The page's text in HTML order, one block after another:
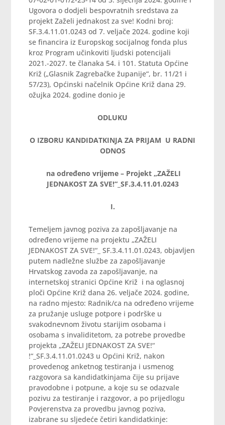
Ugovora o dodjeli bespovratnih sredstava za
projekt Zaželi jednakost za sve! Kodni broj:
SF.3.4.11.01.0243 od 7. veljače 2024. godine koji
se financira iz Europskog socijalnog fonda plus
kroz Program učinkoviti ljudski potencijali
2021.-2027. te članaka 54. i 101. Statuta Općine
Križ („Glasnik Zagrebačke županije“, br. 11/21 i
57/23), Općinski načelnik Općine Križ dana 29.
ožujka 2024. godine donio je
ODLUKU
O IZBORU KANDIDATKINJA ZA PRIJAM U RADNI
ODNOS
na određeno vrijeme – Projekt „ZAŽELI
JEDNAKOST ZA SVE!“_SF.3.4.11.01.0243
I.
Temeljem javnog poziva za zapošljavanje na
određeno vrijeme na projektu „ZAŽELI
JEDNAKOST ZA SVE!“_ SF.3.4.11.01.0243, objavljen
putem nadležne službe za zapošljavanje
Hrvatskog zavoda za zapošljavanje, na
internetskoj stranici Općine Križ i na oglasnoj
ploči Općine Križ dana 26. veljače 2024. godine,
na radno mjesto: Radnik/ca na određeno vrijeme
za pružanje usluge potpore i podrške u
svakodnevnom životu starijim osobama i
osobama s invaliditetom, za potrebe provedbe
projekta „ZAŽELI JEDNAKOST ZA SVE!“
!“_SF.3.4.11.01.0243 u Općini Križ, nakon
provedenog anketnog testiranja i usmenog
razgovora sa kandidatkinjama čije su prijave
pravodobne i potpune, a koje su se odazvale
pozivu za testiranje i razgovor, a po prijedlogu
Povjerenstva za provedbu javnog poziva,
izabrane su sljedeće četiri kandidatkinje: